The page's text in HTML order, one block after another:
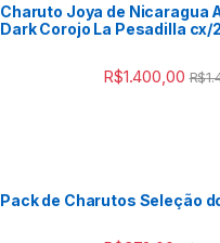
Charuto Joya de Nicaragua
Dark Corojo La Pesadilla cx/
R$1.400,00 R$
Pack de Charutos Seleção